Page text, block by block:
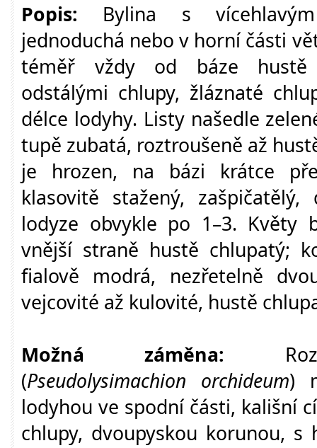
Popis: Bylina s
jednoduchá nebo v horní části
téměř vždy od báze hustě
odstálými chlupy, žláznaté
délce lodyhy. Listy našedle
tupě zubatá, roztroušeně až
je hrozen, na bázi krátce
klasovitě stažený,
lodyze obvykle po 1–3. Květy
vnější straně hustě chlupatý;
fialově modrá, nezřetelně
vejcovité až kulovité, hustě
Možná záměna:
(Pseudolysimachion orchideum)
lodyhou ve spodní části, kališní
chlupy, dvoupyskou korunou,